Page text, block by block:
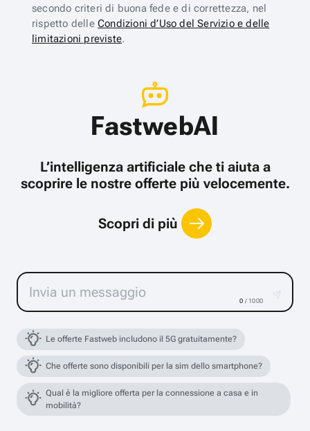
secondo criteri di buona fede e di correttezza, nel
rispetto delle Condizioni d’Uso del Servizio e delle
limitazioni previste.
FastwebAI
L’intelligenza artificiale che ti aiuta a
scoprire le nostre offerte più velocemente.
Scopri di più
0 / 1000
Le offerte Fastweb includono il 5G gratuitamente?
Che offerte sono disponibili per la sim dello smartphone?
Qual è la migliore offerta per la connessione a casa e in
mobilità?